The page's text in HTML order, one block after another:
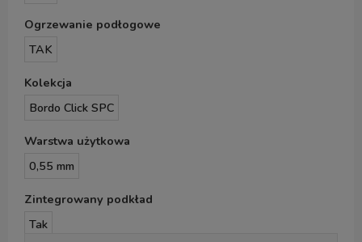
Ogrzewanie podłogowe
TAK
Kolekcja
Bordo Click SPC
Warstwa użytkowa
0,55 mm
Zintegrowany podkład
Tak